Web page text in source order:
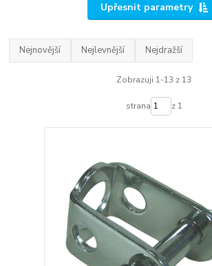
Upřesnit parametry
Nejnovější Nejlevnější Nejdražší
Zobrazuji 1-13 z 13
strana z 1